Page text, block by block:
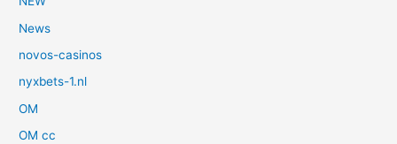
News
novos-casinos
nyxbets-1.nl
OM
OM cc